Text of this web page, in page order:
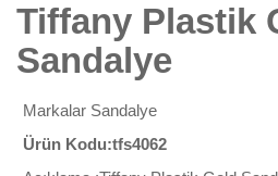
Tiffany Plastik
Sandalye
Markalar Sandalye
Ürün Kodu:tfs4062